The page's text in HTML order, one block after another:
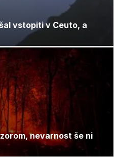
vstopiti v Ceuto, a
nevarnost še ni